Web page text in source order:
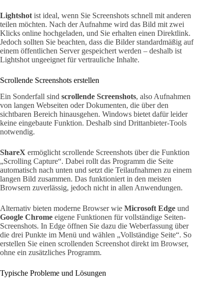
Lightshot ist ideal, wenn Sie Screenshots schnell mit anderen
teilen möchten. Nach der Aufnahme wird das Bild mit zwei
Klicks online hochgeladen, und Sie erhalten einen Direktlink.
Jedoch sollten Sie beachten, dass die Bilder standardmäßig auf
einem öffentlichen Server gespeichert werden – deshalb ist
Lightshot ungeeignet für vertrauliche Inhalte.
Scrollende Screenshots erstellen
Ein Sonderfall sind scrollende Screenshots, also Aufnahmen
von langen Webseiten oder Dokumenten, die über den
sichtbaren Bereich hinausgehen. Windows bietet dafür leider
keine eingebaute Funktion. Deshalb sind Drittanbieter-Tools
notwendig.
ShareX ermöglicht scrollende Screenshots über die Funktion
„Scrolling Capture“. Dabei rollt das Programm die Seite
automatisch nach unten und setzt die Teilaufnahmen zu einem
langen Bild zusammen. Das funktioniert in den meisten
Browsern zuverlässig, jedoch nicht in allen Anwendungen.
Alternativ bieten moderne Browser wie Microsoft Edge und
Google Chrome eigene Funktionen für vollständige Seiten-
Screenshots. In Edge öffnen Sie dazu die Weberfassung über
die drei Punkte im Menü und wählen „Vollständige Seite“. So
erstellen Sie einen scrollenden Screenshot direkt im Browser,
ohne ein zusätzliches Programm.
Typische Probleme und Lösungen